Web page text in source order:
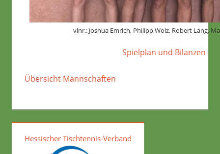
vlnr.: Joshua Emrich, Philipp Wolz, Robert Lang,
Spielplan und Bilanzen
Übersicht Mannschaften
Hessischer Tischtennis-Verband